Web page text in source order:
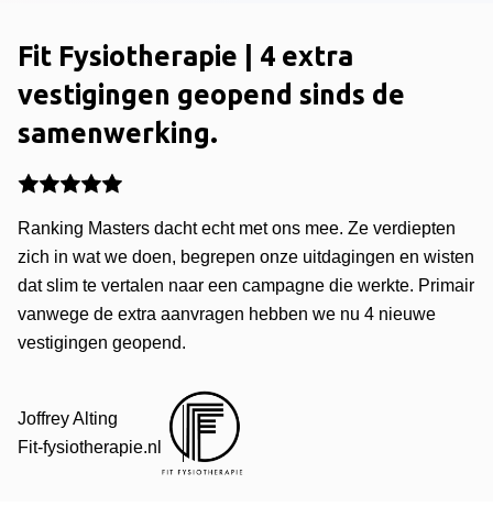
Fit Fysiotherapie | 4 extra
vestigingen geopend sinds de
samenwerking.
Ranking Masters dacht echt met ons mee. Ze verdiepten
zich in wat we doen, begrepen onze uitdagingen en wisten
dat slim te vertalen naar een campagne die werkte. Primair
vanwege de extra aanvragen hebben we nu 4 nieuwe
vestigingen geopend.
Joffrey Alting
Fit-fysiotherapie.nl